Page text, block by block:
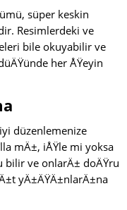
süper keskin
Resimlerdeki ve
bile okuyabilir ve
her ÅŸeyin
düzenlemenize
mÄ±, iÅŸle mi yoksa
bilir ve onlarÄ± doÄŸru
yÄ±ÄŸÄ±nlarÄ±na